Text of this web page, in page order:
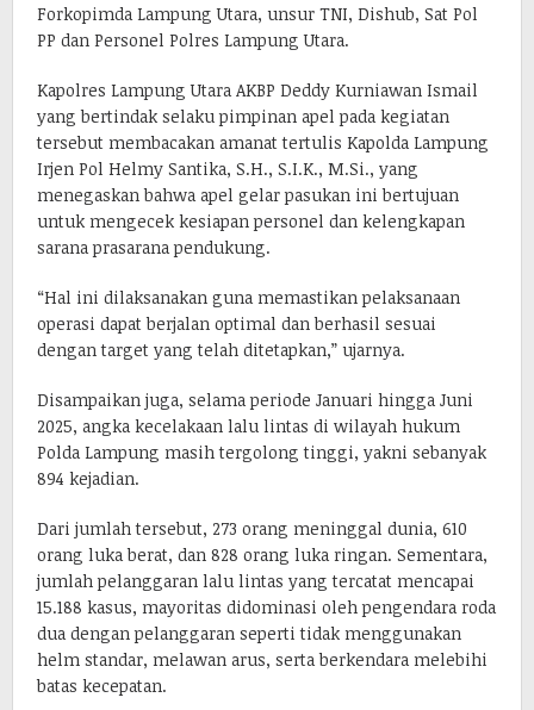
Forkopimda Lampung Utara, unsur TNI, Dishub, Sat Pol
PP dan Personel Polres Lampung Utara.
Kapolres Lampung Utara AKBP Deddy Kurniawan Ismail
yang bertindak selaku pimpinan apel pada kegiatan
tersebut membacakan amanat tertulis Kapolda Lampung
Irjen Pol Helmy Santika, S.H., S.I.K., M.Si., yang
menegaskan bahwa apel gelar pasukan ini bertujuan
untuk mengecek kesiapan personel dan kelengkapan
sarana prasarana pendukung.
“Hal ini dilaksanakan guna memastikan pelaksanaan
operasi dapat berjalan optimal dan berhasil sesuai
dengan target yang telah ditetapkan,” ujarnya.
Disampaikan juga, selama periode Januari hingga Juni
2025, angka kecelakaan lalu lintas di wilayah hukum
Polda Lampung masih tergolong tinggi, yakni sebanyak
894 kejadian.
Dari jumlah tersebut, 273 orang meninggal dunia, 610
orang luka berat, dan 828 orang luka ringan. Sementara,
jumlah pelanggaran lalu lintas yang tercatat mencapai
15.188 kasus, mayoritas didominasi oleh pengendara roda
dua dengan pelanggaran seperti tidak menggunakan
helm standar, melawan arus, serta berkendara melebihi
batas kecepatan.